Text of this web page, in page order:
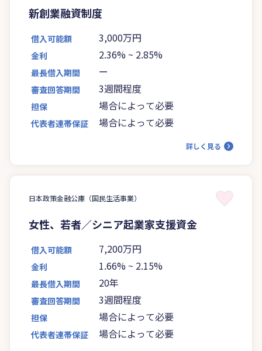
新創業融資制度
借入可能額 3,000万円
金利 2.36% ~ 2.85%
最長借入期間 ー
審査回答期間 3週間程度
担保 場合によって必要
代表者連帯保証 場合によって必要
詳しく見る
日本政策金融公庫（国民生活事業）
女性、若者／シニア起業家支援資金
借入可能額 7,200万円
金利 1.66% ~ 2.15%
最長借入期間 20年
審査回答期間 3週間程度
担保 場合によって必要
代表者連帯保証 場合によって必要